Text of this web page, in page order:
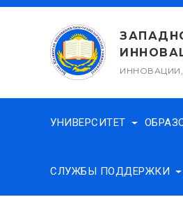
Перейти
содержимому
ИННОВАЦИИ,
УНИВЕРСИТЕТ
СЛУЖБЫ ПОДДЕРЖКИ